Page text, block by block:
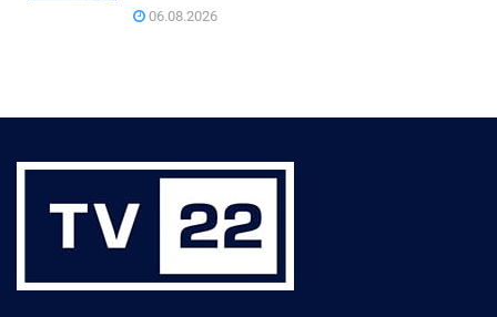
06.08.2026